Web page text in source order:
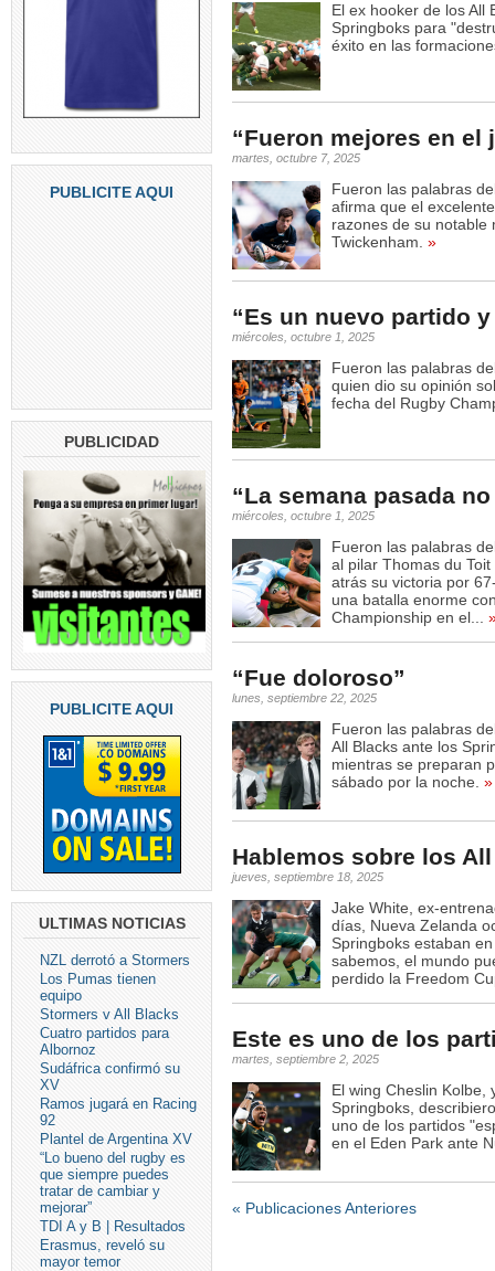
PUBLICITE AQUI
PUBLICIDAD
PUBLICITE AQUI
ULTIMAS NOTICIAS
NZL derrotó a Stormers
Los Pumas tienen
equipo
Stormers v All Blacks
Cuatro partidos para
Albornoz
Sudáfrica confirmó su
XV
Ramos jugará en Racing
92
Plantel de Argentina XV
“Lo bueno del rugby es
que siempre puedes
tratar de cambiar y
mejorar”
TDI A y B | Resultados
Erasmus, reveló su
mayor temor
El ex hooker de los All
Springboks para
éxito en las
“Fueron mejores en el
martes, octubre 7, 2025
Fueron las palabras
afirma que el
razones de su notable
Twickenham. »
“Es un nuevo partido
miércoles, octubre 1, 2025
Fueron las palabras
quien dio su opinión
fecha del Rugby
“La semana pasada
miércoles, octubre 1, 2025
Fueron las palabras
al pilar Thomas du
atrás su victoria por
una batalla enorme
Championship en el...
“Fue doloroso”
lunes, septiembre 22, 2025
Fueron las palabras
All Blacks ante los
mientras se preparan
sábado por la noche. »
Hablemos sobre los
jueves, septiembre 18, 2025
Jake White, ex-
días, Nueva Zelanda
Springboks estaban
sabemos, el mundo
perdido la Freedom
Este es uno de los
martes, septiembre 2, 2025
El wing Cheslin
Springboks,
uno de los partidos
en el Eden Park ante
« Publicaciones Anteriores